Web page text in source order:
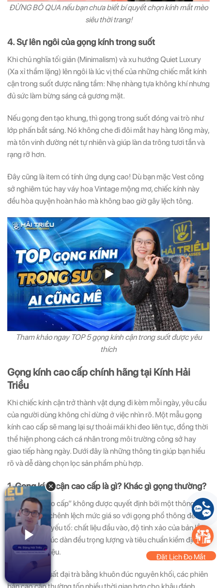
ĐỪNG BỎ QUA nếu bạn chưa biết bí quyết chọn kính mắt mèo
siêu thời trang!
4. Sự lên ngôi của gọng kính trong suốt
Khi chủ nghĩa tối giản (Minimalism) và xu hướng Quiet Luxury
(Xa xỉ thầm lặng) lên ngôi là lúc vị thế của những chiếc mắt kính
cận trong suốt được nâng tầm: Nhẹ nhàng tựa không khí nhưng
đủ sức làm bừng sáng cả gương mặt.
Nếu gọng đen tạo khung, thì gọng trong suốt đóng vai trò như
lớp phấn bắt sáng. Nó không che đi đôi mắt hay hàng lông mày,
mà tôn vinh đường nét tự nhiên và giúp làn da trông tươi tắn và
rạng rỡ hơn.
Đây cũng là item có tính ứng dụng cao! Dù bạn mặc Vest công
sở nghiêm túc hay váy hoa Vintage mộng mơ, chiếc kính này
đều hòa quyện hoàn hảo mà không bao giờ gây lệch tông.
Tham khảo ngay TOP 5 gọng kính cận trong suốt được yêu
thích
Gọng kính cao cấp chính hãng tại Kính Hải
Triều
Khi chiếc kính cận trở thành vật dụng đi kèm mỗi ngày, yêu cầu
của người dùng không chỉ dừng ở việc nhìn rõ. Một mẫu gọng
kính cao cấp sẽ mang lại sự thoải mái khi đeo liên tục, đồng thời
thể hiện phong cách cá nhân trong môi trường công sở hay
giao tiếp hàng ngày. Dưới đây là những thông tin giúp bạn hiểu
rõ và dễ dàng chọn lọc sản phẩm phù hợp.
1. Gọng kính cận cao cấp là gì? Khác gì gọng thường?
Khái niệm “cao cấp” không được quyết định bởi một thông số
duy nhất. Sự chênh lệch mức giá so với gọng phổ thông đến từ
tổng hòa các yếu tố: chất liệu đầu vào, độ tinh xảo của bản lề,
thiết kế cấu trúc dàn đều trọng lượng và tiêu chuẩn kiểm định
của thương hiệu.
Thay vì sản xuất đại trà bằng khuôn đúc nguyên khối, các phiên
bản cao cấp thường tốn nhiều thời gian hơn cho khâu đánh
Đặt Lịch Đo Mắt